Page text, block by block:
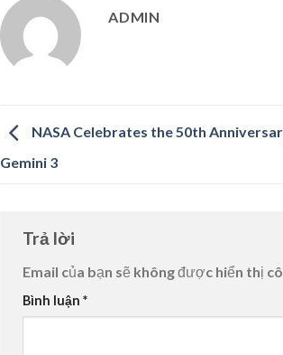
ADMIN
NASA Celebrates the 50th
Gemini 3
Trả lời
Email của bạn sẽ không được hiển thị
Bình luận *